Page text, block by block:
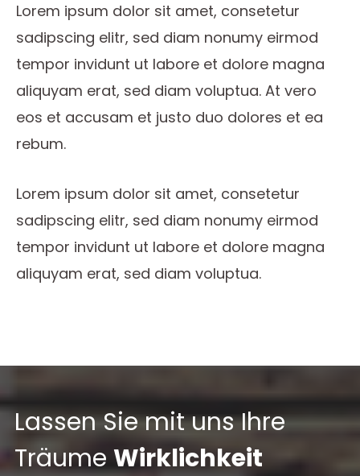
Lorem ipsum dolor sit amet, consetetur
sadipscing elitr, sed diam nonumy eirmod
tempor invidunt ut labore et dolore magna
aliquyam erat, sed diam voluptua. At vero
eos et accusam et justo duo dolores et ea
rebum.
Lorem ipsum dolor sit amet, consetetur
sadipscing elitr, sed diam nonumy eirmod
tempor invidunt ut labore et dolore magna
aliquyam erat, sed diam voluptua.
Lassen Sie mit uns Ihre
Träume Wirklichkeit